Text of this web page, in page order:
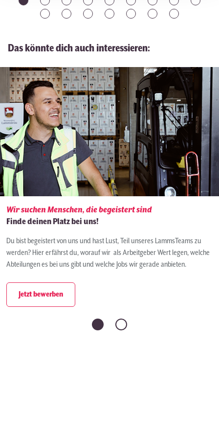
Das könnte dich auch interessieren:
Wir suchen Menschen, die begeistert sind
Finde deinen Platz bei uns!
Du bist begeistert von uns und hast Lust, Teil unseres LammsTeams zu
werden? Hier erfährst du, worauf wir als Arbeitgeber Wert legen, welche
Abteilungen es bei uns gibt und welche Jobs wir gerade anbieten.
Jetzt bewerben